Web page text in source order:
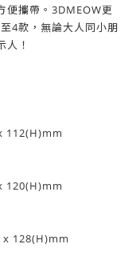
便攜帶。3DMEOW更
4款，無論大人同小朋
人！
112(H)mm
120(H)mm
x 128(H)mm